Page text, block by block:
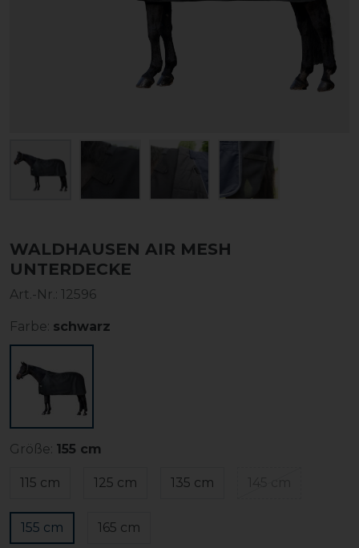
WALDHAUSEN AIR MESH
UNTERDECKE
Art.-Nr.: 12596
Farbe: schwarz
Größe: 155 cm
115 cm 125 cm 135 cm
155 cm 165 cm